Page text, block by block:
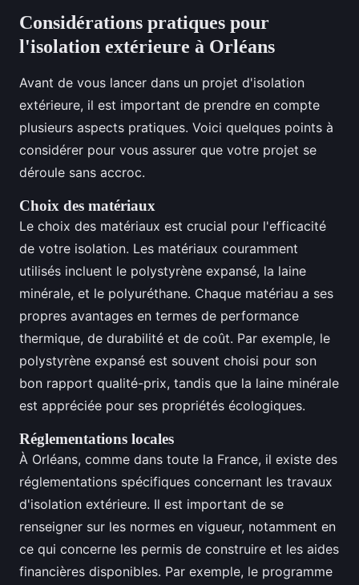
Considérations pratiques pour
l'isolation extérieure à Orléans
Avant de vous lancer dans un projet d'isolation
extérieure, il est important de prendre en compte
plusieurs aspects pratiques. Voici quelques points à
considérer pour vous assurer que votre projet se
déroule sans accroc.
Choix des matériaux
Le choix des matériaux est crucial pour l'efficacité
de votre isolation. Les matériaux couramment
utilisés incluent le polystyrène expansé, la laine
minérale, et le polyuréthane. Chaque matériau a ses
propres avantages en termes de performance
thermique, de durabilité et de coût. Par exemple, le
polystyrène expansé est souvent choisi pour son
bon rapport qualité-prix, tandis que la laine minérale
est appréciée pour ses propriétés écologiques.
Réglementations locales
À Orléans, comme dans toute la France, il existe des
réglementations spécifiques concernant les travaux
d'isolation extérieure. Il est important de se
renseigner sur les normes en vigueur, notamment en
ce qui concerne les permis de construire et les aides
financières disponibles. Par exemple, le programme